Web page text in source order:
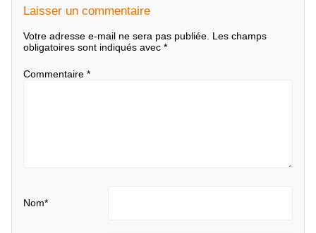
Laisser un commentaire
Votre adresse e-mail ne sera pas publiée. Les champs
obligatoires sont indiqués avec *
Commentaire *
Nom*